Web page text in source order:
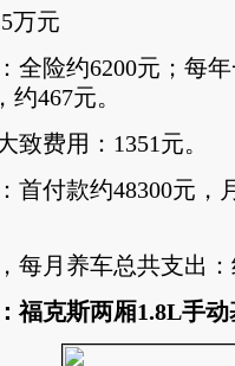
元
险约6200元；每年
467元。
费用：1351元。
付款约48300元，
月养车总共支出：
福克斯两厢1.8L手动